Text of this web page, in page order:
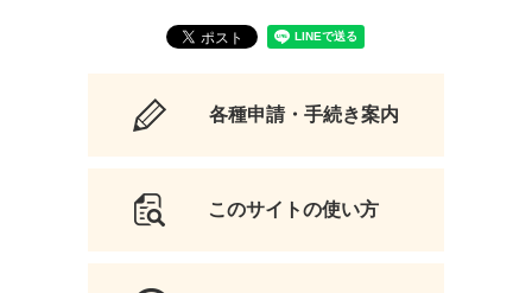
各種申請・手続き案内
このサイトの使い方